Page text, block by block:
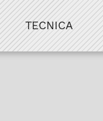
TECNICA